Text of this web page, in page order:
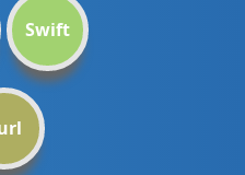
Swift